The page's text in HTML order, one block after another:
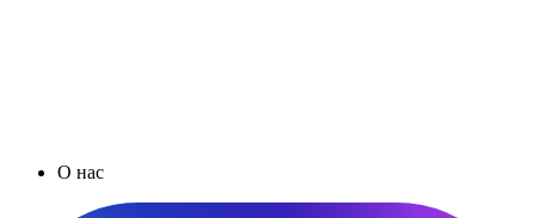
О нас